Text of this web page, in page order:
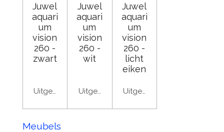
Juwel
aquari
um
vision
260 -
zwart
Uitgeschakeld
Juwel
aquari
um
vision
260 -
wit
Uitgeschakeld
Juwel
aquari
um
vision
260 -
licht
eiken
Uitgeschakeld
Meubels